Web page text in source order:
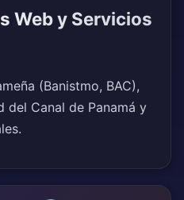
Web y Servicios
(Banistmo, BAC),
Canal de Panamá y